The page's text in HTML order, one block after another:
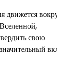
движется
свою